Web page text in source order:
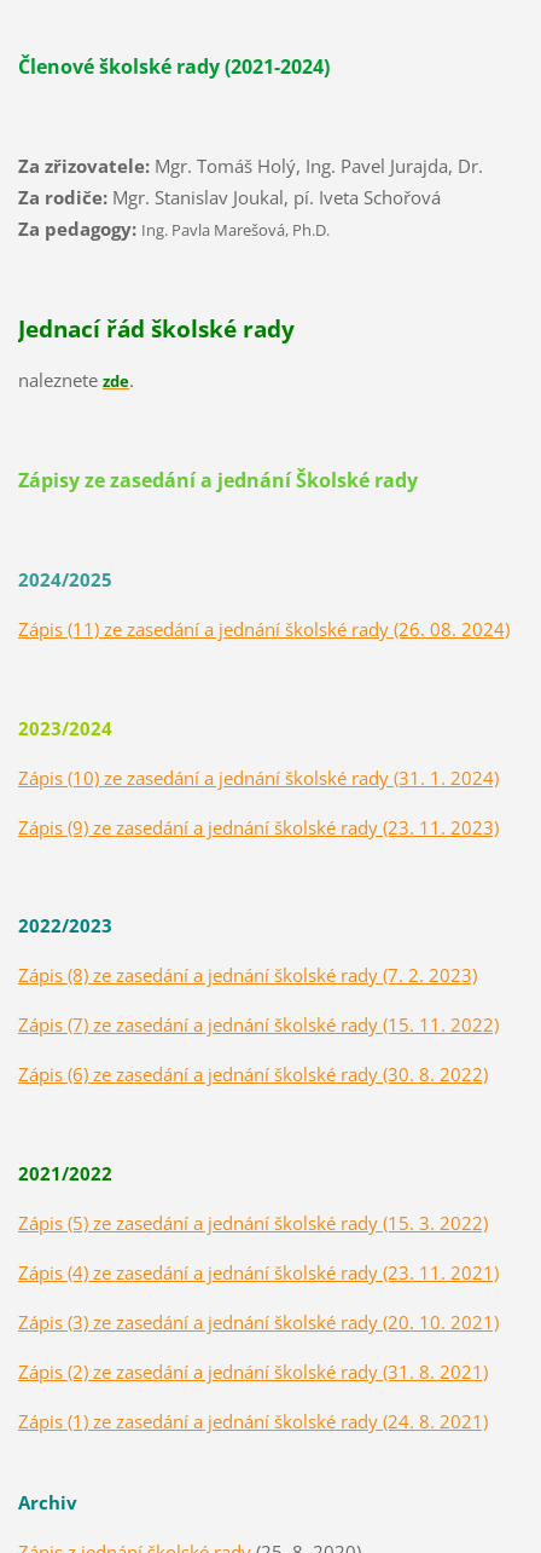
Členové školské rady (2021-2024)
Za zřizovatele: Mgr. Tomáš Holý, Ing. Pavel Jurajda, Dr.
Za rodiče: Mgr. Stanislav Joukal, pí. Iveta Schořová
Za pedagogy: Ing. Pavla Marešová, Ph.D.
Jednací řád školské rady
naleznete zde.
Zápisy ze zasedání a jednání Školské rady
2024/2025
Zápis (11) ze zasedání a jednání školské rady (26. 08. 2024)
2023/2024
Zápis (10) ze zasedání a jednání školské rady (31. 1. 2024)
Zápis (9) ze zasedání a jednání školské rady (23. 11. 2023)
2022/2023
Zápis (8) ze zasedání a jednání školské rady (7. 2. 2023)
Zápis (7) ze zasedání a jednání školské rady (15. 11. 2022)
Zápis (6) ze zasedání a jednání školské rady (30. 8. 2022)
2021/2022
Zápis (5) ze zasedání a jednání školské rady (15. 3. 2022)
Zápis (4) ze zasedání a jednání školské rady (23. 11. 2021)
Zápis (3) ze zasedání a jednání školské rady (20. 10. 2021)
Zápis (2) ze zasedání a jednání školské rady (31. 8. 2021)
Zápis (1) ze zasedání a jednání školské rady (24. 8. 2021)
Archiv